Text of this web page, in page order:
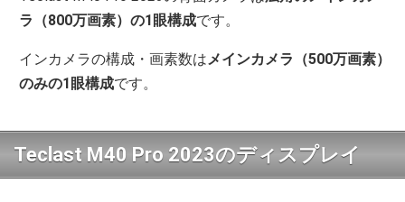
ラ（800万画素）の1眼構成です。
インカメラの構成・画素数はメインカメラ（500万画素）
のみの1眼構成です。
Teclast M40 Pro 2023のディスプレイ